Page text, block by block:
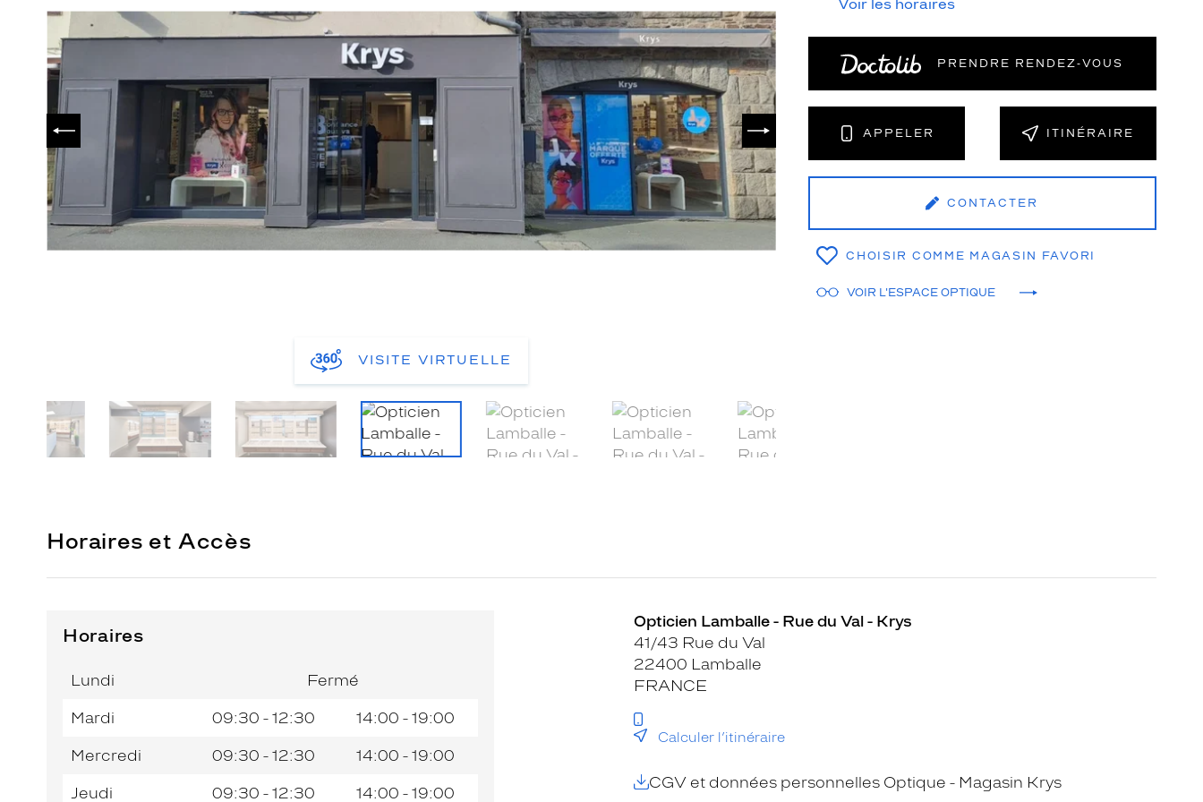
PRÉCÉDENT SUIVANT
VISITE VIRTUELLE
Voir les horaires
PRENDRE RENDEZ‑VOUS
APPELER ITINÉRAIRE
CONTACTER
CHOISIR COMME MAGASIN FAVORI
VOIR L'ESPACE OPTIQUE
Horaires et Accès
Horaires
Jour de
semaine
Horaires
Lundi Fermé
Mardi 09:30 - 12:30 14:00 - 19:00
Mercredi 09:30 - 12:30 14:00 - 19:00
Jeudi 09:30 - 12:30 14:00 - 19:00
Opticien Lamballe - Rue du Val - Krys
41/43 Rue du Val
22400 Lamballe
FRANCE
Calculer l’itinéraire
CGV et données personnelles Optique - Magasin Krys